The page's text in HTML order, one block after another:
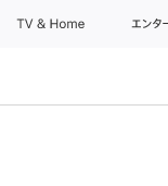
TV & Home エンタ